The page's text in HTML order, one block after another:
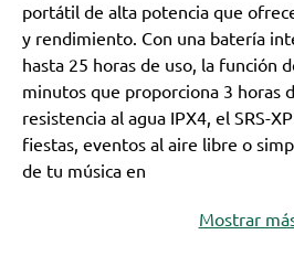
portátil de alta potencia que
y rendimiento. Con una batería
hasta 25 horas de uso, la función
minutos que proporciona 3 horas
resistencia al agua IPX4, el SRS-
fiestas, eventos al aire libre o
de tu música en
Mostrar